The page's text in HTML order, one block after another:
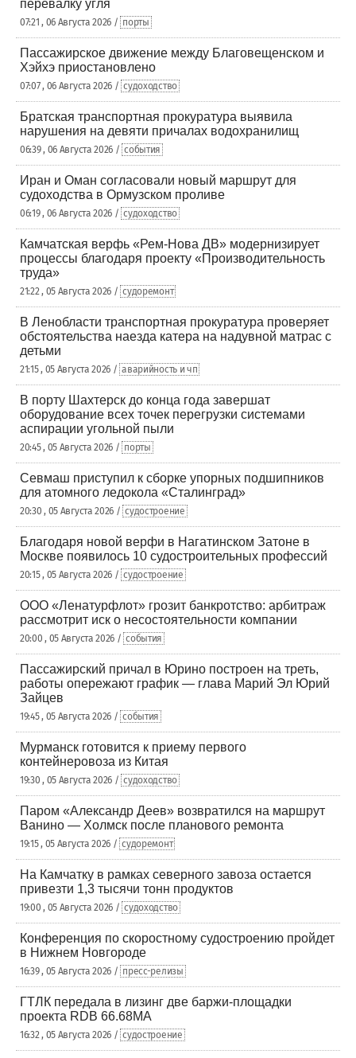
перевалку угля
07:21 , 06 Августа 2026 / порты
Пассажирское движение между Благовещенском и
Хэйхэ приостановлено
07:07 , 06 Августа 2026 / судоходство
Братская транспортная прокуратура выявила
нарушения на девяти причалах водохранилищ
06:39 , 06 Августа 2026 / события
Иран и Оман согласовали новый маршрут для
судоходства в Ормузском проливе
06:19 , 06 Августа 2026 / судоходство
Камчатская верфь «Рем-Нова ДВ» модернизирует
процессы благодаря проекту «Производительность
труда»
21:22 , 05 Августа 2026 / судоремонт
В Ленобласти транспортная прокуратура проверяет
обстоятельства наезда катера на надувной матрас с
детьми
21:15 , 05 Августа 2026 / аварийность и чп
В порту Шахтерск до конца года завершат
оборудование всех точек перегрузки системами
аспирации угольной пыли
20:45 , 05 Августа 2026 / порты
Севмаш приступил к сборке упорных подшипников
для атомного ледокола «Сталинград»
20:30 , 05 Августа 2026 / судостроение
Благодаря новой верфи в Нагатинском Затоне в
Москве появилось 10 судостроительных профессий
20:15 , 05 Августа 2026 / судостроение
ООО «Ленатурфлот» грозит банкротство: арбитраж
рассмотрит иск о несостоятельности компании
20:00 , 05 Августа 2026 / события
Пассажирский причал в Юрино построен на треть,
работы опережают график — глава Марий Эл Юрий
Зайцев
19:45 , 05 Августа 2026 / события
Мурманск готовится к приему первого
контейнеровоза из Китая
19:30 , 05 Августа 2026 / судоходство
Паром «Александр Деев» возвратился на маршрут
Ванино — Холмск после планового ремонта
19:15 , 05 Августа 2026 / судоремонт
На Камчатку в рамках северного завоза остается
привезти 1,3 тысячи тонн продуктов
19:00 , 05 Августа 2026 / судоходство
Конференция по скоростному судостроению пройдет
в Нижнем Новгороде
16:39 , 05 Августа 2026 / пресс-релизы
ГТЛК передала в лизинг две баржи-площадки
проекта RDB 66.68МА
16:32 , 05 Августа 2026 / судостроение